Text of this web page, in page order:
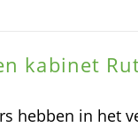
kabinet
hebben in het